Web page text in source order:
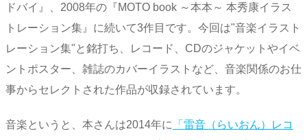
ドバイ』、2008年の『MOTO book ～本本～ 本秀康イラス
トレーション集』に続いて3作目です。今回は"音楽イラスト
レーション集"と銘打ち、レコード、CDのジャケットやイベ
ントポスター、雑誌のカバーイラストなど、音楽関係のお仕
事からセレクトされた作品が収録されています。
音楽というと、本さんは2014年に
「雷音（らいおん）レコ